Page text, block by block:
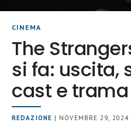
CINEMA
The
si fa: uscita,
cast e trama
REDAZIONE | NOVEMBRE 29, 2024